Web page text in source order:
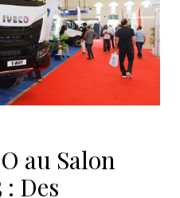
au Salon
Des